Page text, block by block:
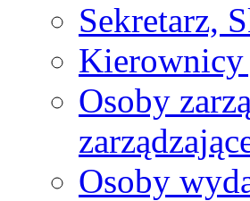
Sekretarz,
Kierownicy
Osoby
Osoby